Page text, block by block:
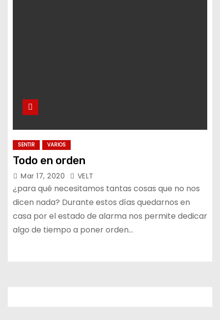
SENTIR VARIOS
Todo en orden
Mar 17, 2020 VELT
¿para qué necesitamos tantas cosas que no nos
dicen nada? Durante estos días quedarnos en
casa por el estado de alarma nos permite dedicar
algo de tiempo a poner orden…